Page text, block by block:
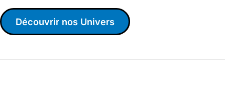
Découvrir nos Univers